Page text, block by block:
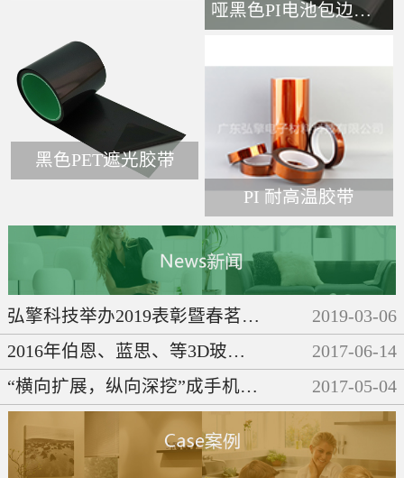
哑黑色PI电池包边接头胶带
黑色PET遮光胶带
PI 耐高温胶带
弘擎科技举办2019表彰暨春茗晚会 2019-03-06
2016年伯恩、蓝思、等3D玻璃企业们都做了些啥呢？
2017-06-14
“横向扩展，纵向深挖”成手机产业链发展必然趋势
2017-05-04